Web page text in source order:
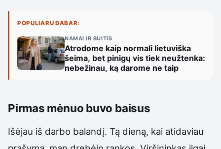
POPULIARU DABAR:
NAMAI IR BUITIS
Atrodome kaip normali lietuviška
šeima, bet pinigų vis tiek neužtenka:
nebežinau, ką darome ne taip
Pirmas mėnuo buvo baisus
Išėjau iš darbo balandį. Tą dieną, kai atidaviau